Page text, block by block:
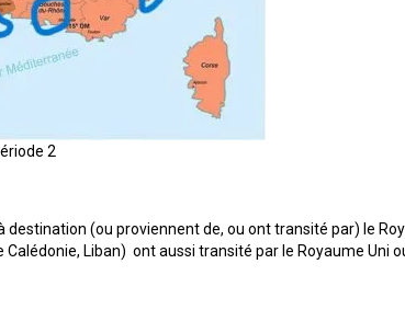
2
(ou proviennent de, ou ont transité par) le
Liban) ont aussi transité par le Royaume Uni